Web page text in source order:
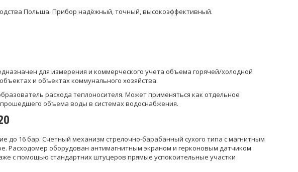
Польша. Прибор надёжный, точный, высокоэффективный.
для измерения и коммерческого учета объема горячей/холодной
и объектах коммунального хозяйства.
расхода теплоносителя. Может применяться как отдельное
объема воды в системах водоснабжения.
до 16 бар. Счетный механизм стрелочно-барабанный сухого типа с магнитным
Расходомер оборудован антимагнитным экраном и герконовым датчиком
с помощью стандартних штуцеров прямые успокоительные участки